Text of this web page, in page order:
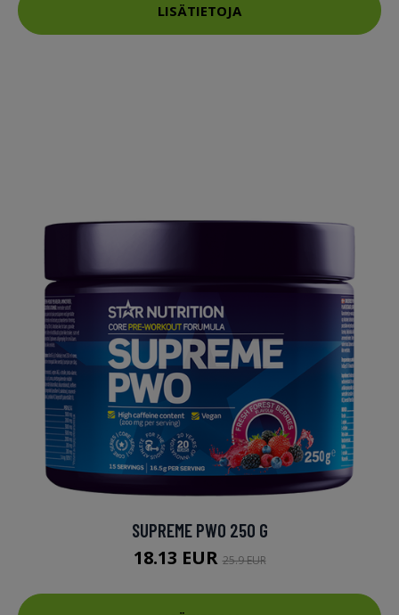
LISÄTIETOJA
SUPREME PWO 250 G
18.13 EUR25.9 EUR